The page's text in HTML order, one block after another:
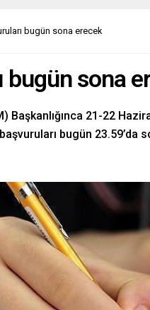
bugün sona erecek
bugün sona
21-22
bugün 23.59’da